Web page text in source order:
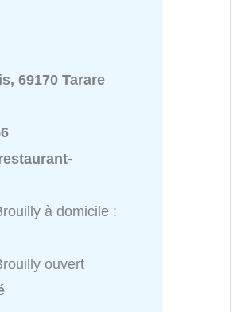
69170 Tarare
à domicile :
ouvert